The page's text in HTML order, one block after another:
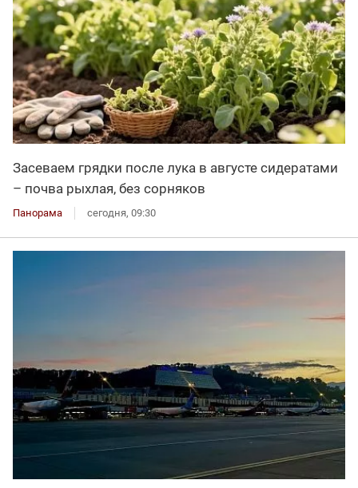
Засеваем грядки после лука в августе сидератами
– почва рыхлая, без сорняков
Панорама сегодня, 09:30